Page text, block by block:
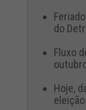
do
Fluxo
Hoje,
eleição